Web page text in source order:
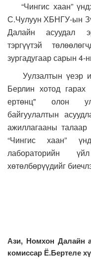
“Чингис хаан”
С.Чулуун ХБНГУ-ын
Далайн асуудал
тэргүүтэй
зургадугаар сарын 4-
Уулзалтын үеэр
Берлин хотод
ертөнц" олон
байгуулалтын
ажиллагааны талаар
“Чингис хаан”
лабораторийн
хөтөлбөрүүдийг
Ази, Номхон Далайн
комиссар Ё.Бертеле